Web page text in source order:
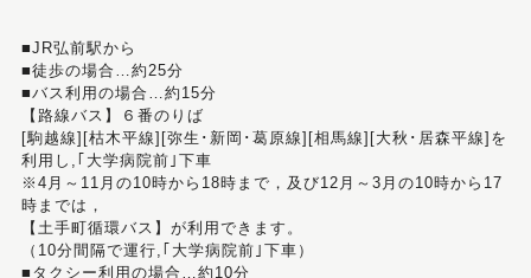
■JR弘前駅から
■徒歩の場合…約25分
■バス利用の場合…約15分
【路線バス】６番のりば
[駒越線][枯木平線][弥生･新岡･葛原線][相馬線][大秋･居森平線]を
利用し,｢大学病院前｣下車
※4月～11月の10時から18時まで，及び12月～3月の10時から17
時までは，
【土手町循環バス】が利用できます。
（10分間隔で運行,｢大学病院前｣下車）
■タクシー利用の場合…約10分